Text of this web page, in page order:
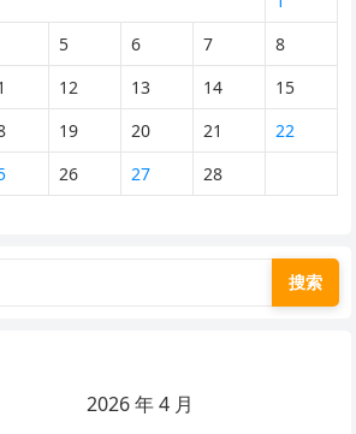
5 6 7
8
12 13 14
15
19 20 21
22
26 27 28
搜索
2026 年 4 月